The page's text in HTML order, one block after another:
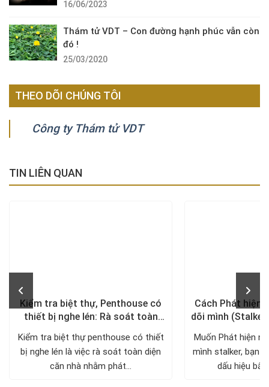
16/06/2023
Thám tử VDT – Con đường hạnh phúc vẫn còn
đó !
25/03/2020
THEO DÕI CHÚNG TÔI
Công ty Thám tử VDT
TIN LIÊN QUAN
Kiểm tra biệt thự, Penthouse có
thiết bị nghe lén: Rà soát toàn
diện, trả lại không gian riêng tư
Kiểm tra biệt thự penthouse có thiết
bị nghe lén là việc rà soát toàn diện
căn nhà nhằm phát...
Cách Phát hiện
dõi mình
Muốn Phát hiện
mình stalker, bạn
dấu hiệu bất